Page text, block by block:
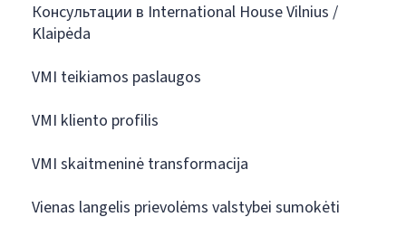
Консультации в International House Vilnius /
Klaipėda
VMI teikiamos paslaugos
VMI kliento profilis
VMI skaitmeninė transformacija
Vienas langelis prievolėms valstybei sumokėti